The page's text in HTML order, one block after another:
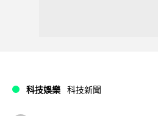
科技娛樂 科技新聞